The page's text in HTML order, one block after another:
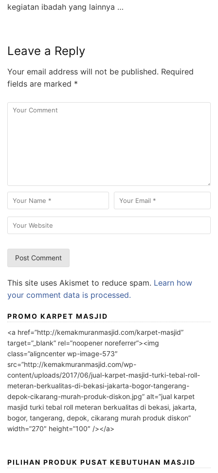
kegiatan ibadah yang lainnya …
Leave a Reply
Your email address will not be published. Required
fields are marked *
This site uses Akismet to reduce spam. Learn how
your comment data is processed.
PROMO KARPET MASJID
<a href=”http://kemakmuranmasjid.com/karpet-masjid”
target=”_blank” rel=”noopener noreferrer”><img
class=”aligncenter wp-image-573″
src=”http://kemakmuranmasjid.com/wp-
content/uploads/2017/06/jual-karpet-masjid-turki-tebal-roll-
meteran-berkualitas-di-bekasi-jakarta-bogor-tangerang-
depok-cikarang-murah-produk-diskon.jpg” alt=”jual karpet
masjid turki tebal roll meteran berkualitas di bekasi, jakarta,
bogor, tangerang, depok, cikarang murah produk diskon”
width=”270″ height=”100″ /></a>
PILIHAN PRODUK PUSAT KEBUTUHAN MASJID